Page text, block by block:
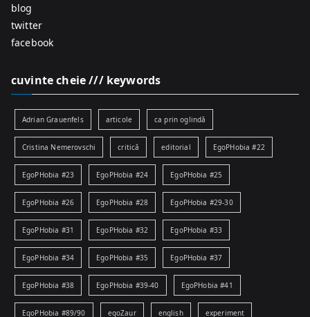
blog
twitter
facebook
cuvinte cheie /// keywords
Adrian Grauenfels articole ca prin oglindă
Cristina Nemerovschi critică editorial EgoPHobia #22
EgoPHobia #23 EgoPHobia #24 EgoPHobia #25
EgoPHobia #26 EgoPHobia #28 EgoPHobia #29-30
EgoPHobia #31 EgoPHobia #32 EgoPHobia #33
EgoPHobia #34 EgoPHobia #35 EgoPHobia #37
EgoPHobia #38 EgoPHobia #39-40 EgoPHobia #41
EgoPHobia #89/90 egoZaur english experiment